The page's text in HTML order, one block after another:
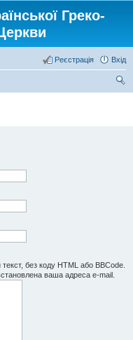
Греко-
Вхід
Реєстрація
без коду HTML або BBCode.
ваша адреса e-mail.